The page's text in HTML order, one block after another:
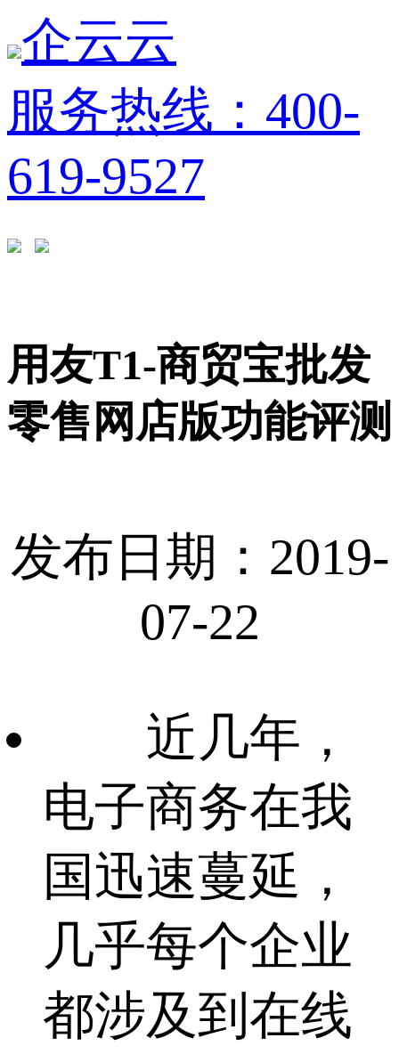
企云云
服务热线：400-
619-9527
用友T1-商贸宝批发
零售网店版功能评测
发布日期：2019-
07-22
近几年，
电子商务在我
国迅速蔓延，
几乎每个企业
都涉及到在线